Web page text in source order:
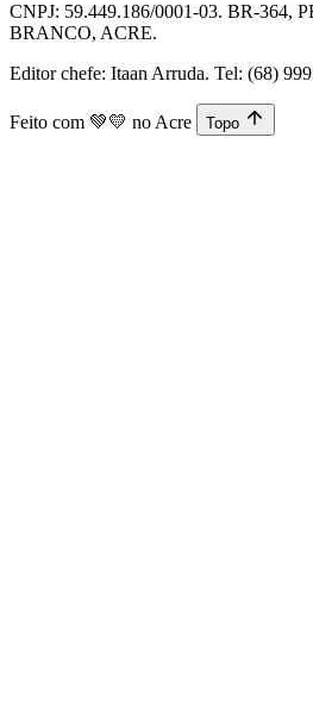
CNPJ: 59.449.186/0001-03. BR-364,
BRANCO, ACRE.
Editor chefe: Itaan Arruda. Tel: (68)
Feito com 💚💛 no Acre Topo